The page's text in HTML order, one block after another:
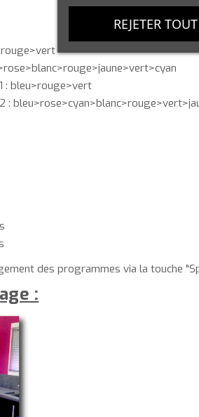
: bleu>rouge>vert
:
des programmes via la touche
:
REJETER TOUT